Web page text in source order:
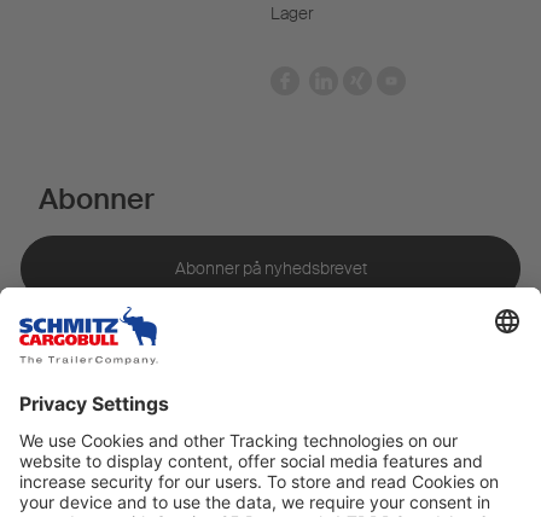
Lager
Abonner